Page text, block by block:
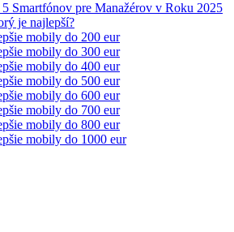
Smartfónov pre Manažérov v Roku 2025
je najlepší?
mobily do 200 eur
mobily do 300 eur
mobily do 400 eur
mobily do 500 eur
mobily do 600 eur
mobily do 700 eur
mobily do 800 eur
mobily do 1000 eur